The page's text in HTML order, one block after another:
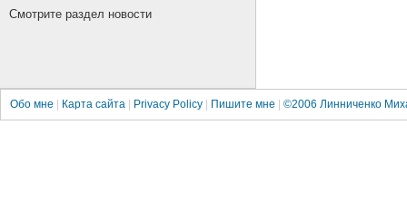
Смотрите раздел новости
Обо мне Карта сайта Privacy Policy Пишите мне ©2006 Линниченко